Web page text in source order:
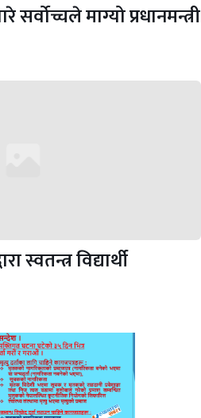
माग्यो प्रधानमन्त्री
स्वतन्त्र विद्यार्थी